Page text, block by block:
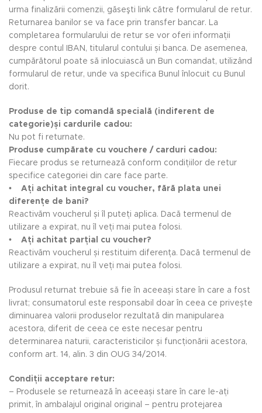
urma finalizării comenzii, găseşti link către formularul de retur.
Returnarea banilor se va face prin transfer bancar. La
completarea formularului de retur se vor oferi informații
despre contul IBAN, titularul contului și banca. De asemenea,
cumpărătorul poate să inlocuiască un Bun comandat, utilizând
formularul de retur, unde va specifica Bunul înlocuit cu Bunul
dorit.
Produse de tip comandă specială (indiferent de
categorie)și cardurile cadou:
Nu pot fi returnate.
Produse cumpărate cu vouchere / carduri cadou:
Fiecare produs se returnează conform condițiilor de retur
specifice categoriei din care face parte.
•
Ați achitat integral cu voucher, fără plata unei
diferențe de bani?
Reactivăm voucherul și îl puteți aplica. Dacă termenul de
utilizare a expirat, nu îl veți mai putea folosi.
• Ați achitat parțial cu voucher?
Reactivăm voucherul și restituim diferența. Dacă termenul de
utilizare a expirat, nu îl veți mai putea folosi.
Produsul returnat trebuie să fie în aceeași stare în care a fost
livrat; consumatorul este responsabil doar în ceea ce privește
diminuarea valorii produselor rezultată din manipularea
acestora, diferit de ceea ce este necesar pentru
determinarea naturii, caracteristicilor și funcționării acestora,
conform art. 14, alin. 3 din OUG 34/2014.
Condiții acceptare retur:
– Produsele se returnează în aceeași stare în care le-ați
primit, în ambalajul original original – pentru protejarea